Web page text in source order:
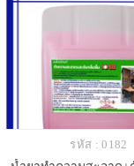
รหัส : 0182